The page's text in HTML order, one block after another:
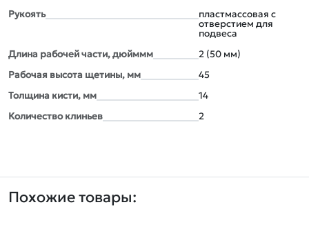
Рукоять
пластмассовая с
отверстием для
подвеса
Длина рабочей части, дюйммм
2 (50 мм)
Рабочая высота щетины, мм
45
Толщина кисти, мм
14
Количество клиньев
2
Похожие товары: